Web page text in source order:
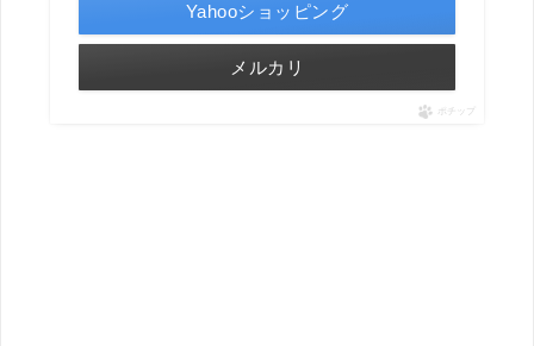
Yahooショッピング
メルカリ
ポチップ